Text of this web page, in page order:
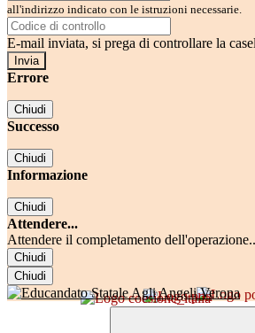
all'indirizzo indicato con le istruzioni necessarie.
E-mail inviata, si prega di controllare la
Errore
Chiudi
Successo
Chiudi
Informazione
Chiudi
Attendere...
Attendere il completamento
Chiudi
Chiudi